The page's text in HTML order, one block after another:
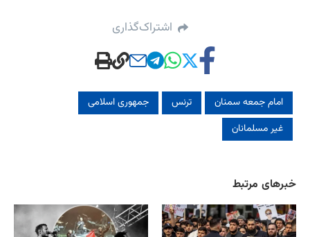
اشتراک‌گذاری
امام جمعه سمنان ترنس
جمهوری اسلامی
غیر مسلمانان
خبرهای مرتبط